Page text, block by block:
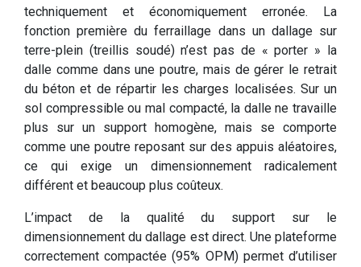
techniquement et économiquement erronée. La
fonction première du ferraillage dans un dallage sur
terre-plein (treillis soudé) n’est pas de « porter » la
dalle comme dans une poutre, mais de gérer le retrait
du béton et de répartir les charges localisées. Sur un
sol compressible ou mal compacté, la dalle ne travaille
plus sur un support homogène, mais se comporte
comme une poutre reposant sur des appuis aléatoires,
ce qui exige un dimensionnement radicalement
différent et beaucoup plus coûteux.
L’impact de la qualité du support sur le
dimensionnement du dallage est direct. Une plateforme
correctement compactée (95% OPM) permet d’utiliser